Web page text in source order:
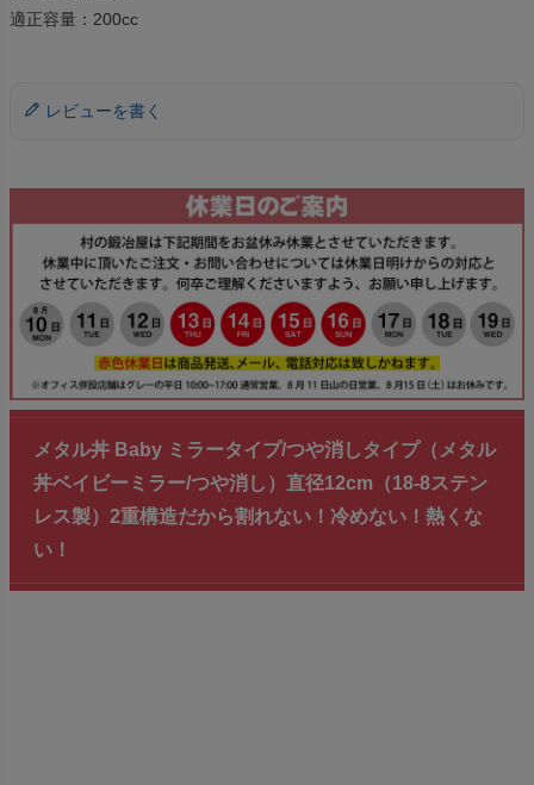
適正容量：200cc
レビューを書く
メタル丼 Baby ミラータイプ/つや消しタイプ（メタル
丼ベイビーミラー/つや消し）直径12cm（18-8ステン
レス製）2重構造だから割れない！冷めない！熱くな
い！